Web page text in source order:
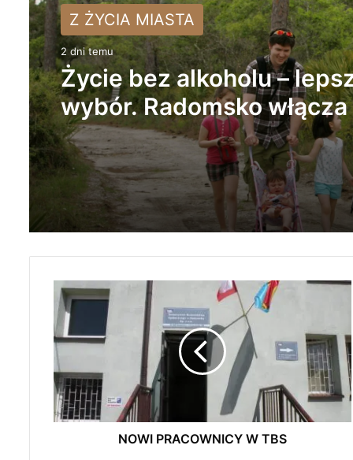
Z ŻYCIA MIASTA
2 dni temu
Życie bez alkoholu –
wybór. Radomsko
Miesiąc Trzeźwości
Z ŻYCIA MIASTA
2 dni temu
Trwa remont przejazdów
kolejowych. Zmieniły się
autobusów MPK w
N
O
W
I
P
R
A
C
O
NOWI PRACOWNICY W TBS